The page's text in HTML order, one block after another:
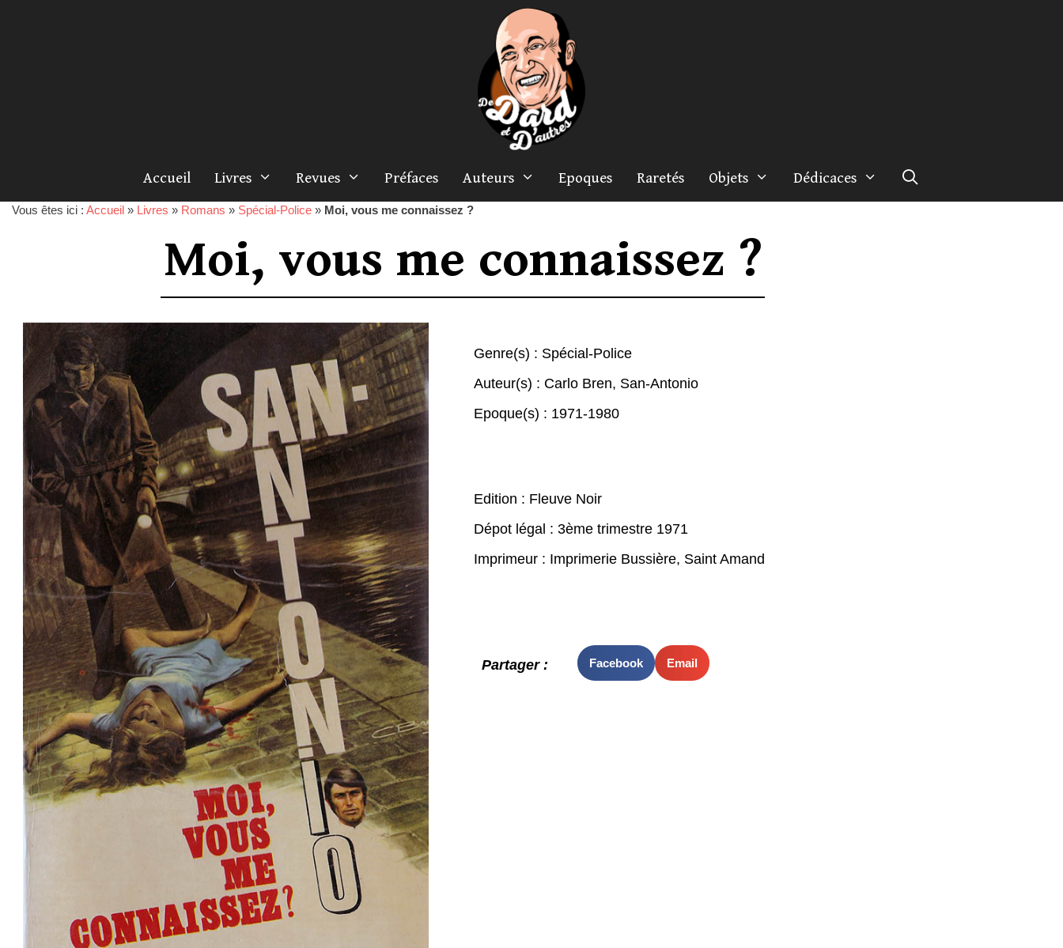
Accueil Livres Revues Préfaces Auteurs Epoques Raretés Objets Dédicaces
Vous êtes ici : Accueil » Livres » Romans » Spécial-Police » Moi, vous me connaissez ?
Moi, vous me connaissez ?
Genre(s) : Spécial-Police
Auteur(s) : Carlo Bren, San-Antonio
Epoque(s) : 1971-1980
Edition : Fleuve Noir
Dépot légal : 3ème trimestre 1971
Imprimeur : Imprimerie Bussière, Saint Amand
Partager : Facebook Email